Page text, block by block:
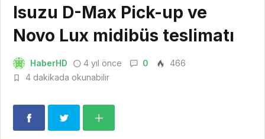
Isuzu D-Max Pick-up ve
Novo Lux midibüs teslimatı
HaberHD 4 yıl önce 0
466
4 dakikada okunabilir